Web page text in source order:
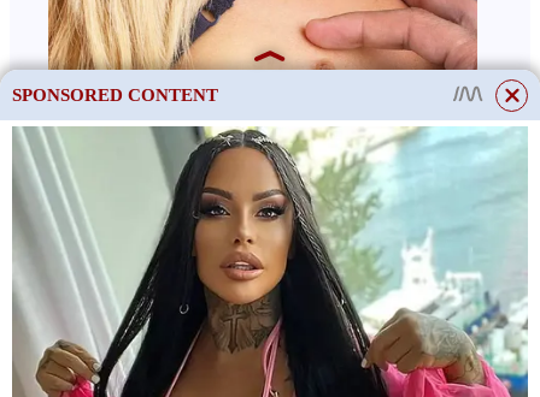
SPONSORED CONTENT